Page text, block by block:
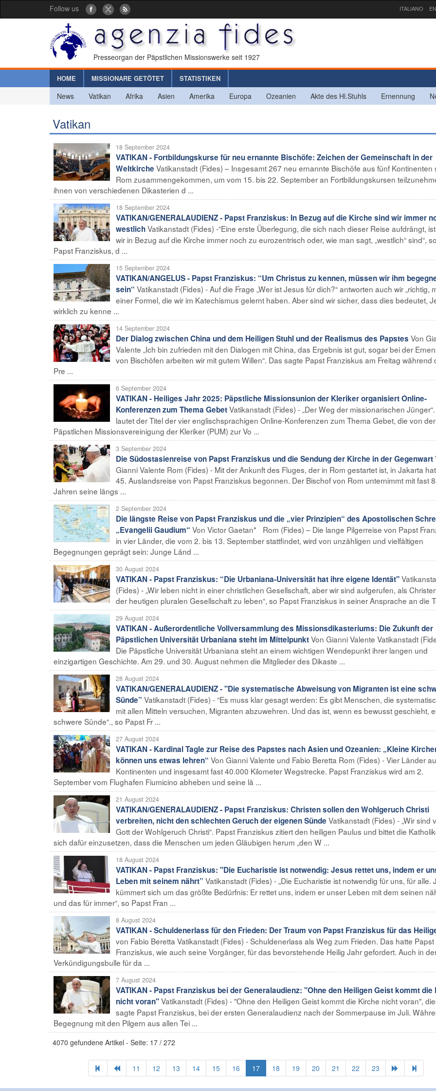
Follow us ITALIANO
Presseorgan der Päpstlichen Missionswerke seit 1927
HOME MISSIONARE GETÖTET STATISTIKEN
News Vatikan Afrika Asien Amerika Europa Ozeanien Akte des Hl.Stuhls Ernennung
Vatikan
18 September 2024
VATIKAN - Fortbildungskurse für neu ernannte Bischöfe: Zeichen der Gemeinschaft in der
Weltkirche Vatikanstadt (Fides) – Insgesamt 267 neu ernannte Bischöfe aus fünf Kontinenten
Rom zusammengekommen, um vom 15. bis 22. September an Fortbildungskursen
ihnen von verschiedenen Dikasterien d ...
18 September 2024
VATIKAN/GENERALAUDIENZ - Papst Franziskus: In Bezug auf die Kirche sind wir immer
westlichVatikanstadt (Fides) -“Eine erste Überlegung, die sich nach dieser Reise aufdrängt,
wir in Bezug auf die Kirche immer noch zu eurozentrisch oder, wie man sagt, „westlich“ sind“, so
Papst Franziskus, d ...
15 September 2024
VATIKAN/ANGELUS - Papst Franziskus: “Um Christus zu kennen, müssen wir ihm
sein“ Vatikanstadt (Fides) - Auf die Frage „Wer ist Jesus für dich?“ antworten auch wir „richtig,
einer Formel, die wir im Katechismus gelernt haben. Aber sind wir sicher, dass dies bedeutet,
wirklich zu kenne ...
14 September 2024
Der Dialog zwischen China und dem Heiligen Stuhl und der Realismus des Papstes Von
Valente „Ich bin zufrieden mit den Dialogen mit China, das Ergebnis ist gut, sogar bei der
von Bischöfen arbeiten wir mit gutem Willen“. Das sagte Papst Franziskus am Freitag während
Pre ...
6 September 2024
VATIKAN - Heiliges Jahr 2025: Päpstliche Missionsunion der Kleriker organisiert Online-
Konferenzen zum Thema GebetVatikanstadt (Fides) - „Der Weg der missionarischen
lautet der Titel der vier englischsprachigen Online-Konferenzen zum Thema Gebet, die von der
Päpstlichen Missionsvereinigung der Kleriker (PUM) zur Vo ...
3 September 2024
Die Südostasienreise von Papst Franziskus und die Sendung der Kirche in der Gegenwart
Gianni Valente Rom (Fides) - Mit der Ankunft des Fluges, der in Rom gestartet ist, in Jakarta
45. Auslandsreise von Papst Franziskus begonnen. Der Bischof von Rom unternimmt mit fast
Jahren seine längs ...
2 September 2024
Die längste Reise von Papst Franziskus und die „vier Prinzipien“ des Apostolischen
„Evangelii Gaudium“ Von Victor Gaetan* Rom (Fides) – Die lange Pilgerreise von Papst
in vier Länder, die vom 2. bis 13. September stattfindet, wird von unzähligen und vielfältigen
Begegnungen geprägt sein: Junge Länd ...
30 August 2024
VATIKAN - Papst Franziskus: “Die Urbaniana-Universität hat ihre eigene Identät"
(Fides) - „Wir leben nicht in einer christlichen Gesellschaft, aber wir sind aufgerufen, als
der heutigen pluralen Gesellschaft zu leben“, so Papst Franziskus in seiner Ansprache an die
29 August 2024
VATIKAN - Außerordentliche Vollversammlung des Missionsdikasteriums: Die Zukunft der
Päpstlichen Universität Urbaniana steht im MittelpunktVon Gianni Valente Vatikanstadt
Die Päpstliche Universität Urbaniana steht an einem wichtigen Wendepunkt ihrer langen und
einzigartigen Geschichte. Am 29. und 30. August nehmen die Mitglieder des Dikaste ...
28 August 2024
VATIKAN/GENERALAUDIENZ - "Die systematische Abweisung von Migranten ist eine
Sünde” Vatikanstadt (Fides) - “Es muss klar gesagt werden: Es gibt Menschen, die
mit allen Mitteln versuchen, Migranten abzuwehren. Und das ist, wenn es bewusst geschieht,
schwere Sünde“., so Papst Fr ...
27 August 2024
VATIKAN - Kardinal Tagle zur Reise des Papstes nach Asien und Ozeanien: „Kleine
können uns etwas lehren“ Von Gianni Valente und Fabio Beretta Rom (Fides) - Vier Länder
Kontinenten und insgesamt fast 40.000 Kilometer Wegstrecke. Papst Franziskus wird am 2.
September vom Flughafen Fiumicino abheben und seine lä ...
21 August 2024
VATIKAN/GENERALAUDIENZ - Papst Franziskus: Christen sollen den Wohlgeruch Christi
verbreiten, nicht den schlechten Geruch der eigenen Sünde Vatikanstadt (Fides) - „Wir sind
Gott der Wohlgeruch Christi“. Papst Franziskus zitiert den heiligen Paulus und bittet die
sich dafür einzusetzen, dass die Menschen um jeden Gläubigen herum „den W ...
18 August 2024
VATIKAN - Papst Franziskus: "Die Eucharistie ist notwendig: Jesus rettet uns, indem er
Leben mit seinem nährt” Vatikanstadt (Fides) - „Die Eucharistie ist notwendig für uns, für alle.
kümmert sich um das größte Bedürfnis: Er rettet uns, indem er unser Leben mit dem seinen
und das für immer“, so Papst Fran ...
8 August 2024
VATIKAN - Schuldenerlass für den Frieden: Der Traum von Papst Franziskus für das
von Fabio Beretta Vatikanstadt (Fides) - Schuldenerlass als Weg zum Frieden. Das hatte Papst
Franziskus, wie auch seine Vorgänger, für das bevorstehende Heilig Jahr gefordert. Auch in
Verkündigungsbulle für da ...
7 August 2024
VATIKAN - Papst Franziskus bei der Generalaudienz: "Ohne den Heiligen Geist kommt die
nicht voran"Vatikanstadt (Fides) - "Ohne den Heiligen Geist kommt die Kirche nicht voran",
sagte Papst Franziskus, bei der ersten Generalaudienz nach der Sommerpause im Juli.
Begegnung mit den Pilgern aus allen Tei ...
4070 gefundene Artikel - Seite: 17 / 272
11 12 13 14 15 16 17 18 19 20 21 22 23